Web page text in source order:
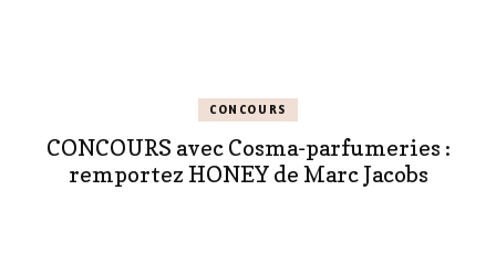
CONCOURS
CONCOURS avec Cosma-parfumeries :
remportez HONEY de Marc Jacobs